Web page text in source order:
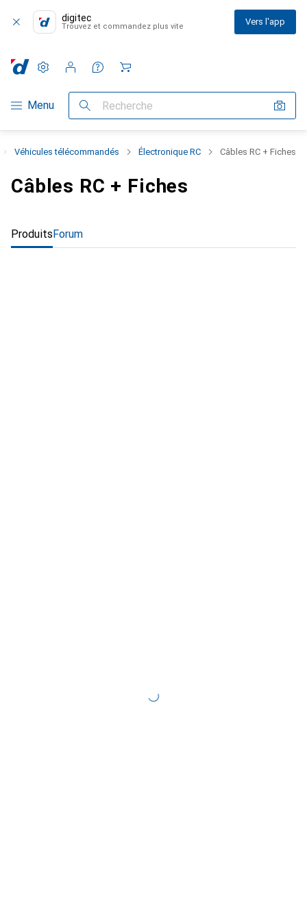
digitec
Trouvez et commandez plus vite Vers l'app
Navigation par catégorie
Menu Recherche
Paramètres
Compte client
Listes de comparaison
Listes d'envies
Panier
Véhicules télécommandés Électronique RC Câbles RC + Fiches
Câbles RC + Fiches
ProduitsForum